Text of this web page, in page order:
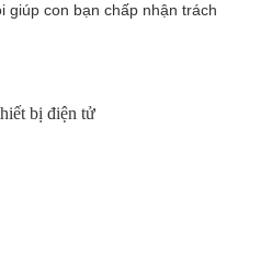
giúp con bạn chấp nhận trách